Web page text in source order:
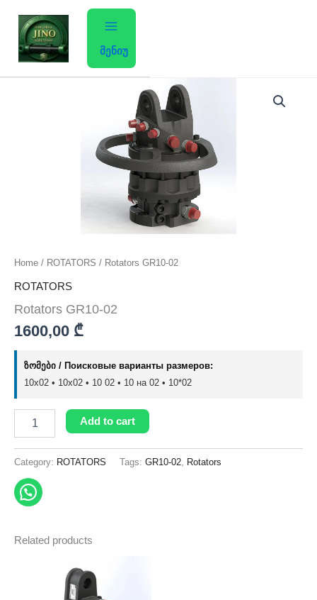
content
მენიუ
Home / ROTATORS / Rotators GR10-02
ROTATORS
Rotators GR10-02
1600,00 ₾
ზომები / Поисковые варианты размеров:
10x02 • 10х02 • 10 02 • 10 на 02 • 10*02
Add to cart
Category: ROTATORS Tags: GR10-02 Rotators
Related products